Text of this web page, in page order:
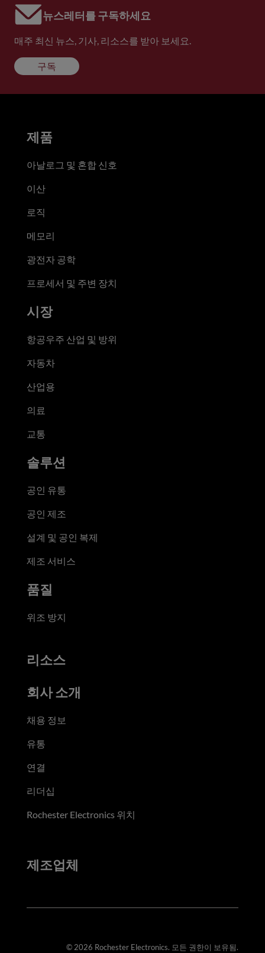
뉴스레터를 구독하세요
매주 최신 뉴스, 기사, 리소스를 받아 보세요.
구독
제품
아날로그 및 혼합 신호
이산
로직
메모리
광전자 공학
프로세서 및 주변 장치
시장
항공우주 산업 및 방위
자동차
산업용
의료
교통
솔루션
공인 유통
공인 제조
설계 및 공인 복제
제조 서비스
품질
위조 방지
리소스
회사 소개
채용 정보
유통
연결
리더십
Rochester Electronics 위치
제조업체
© 2026 Rochester Electronics. 모든 권한이 보유됨.